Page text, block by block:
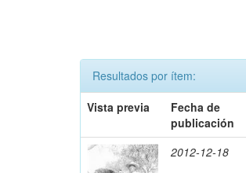
Resultados por ítem:
Vista previa
Fecha de
publicación
2012-12-18